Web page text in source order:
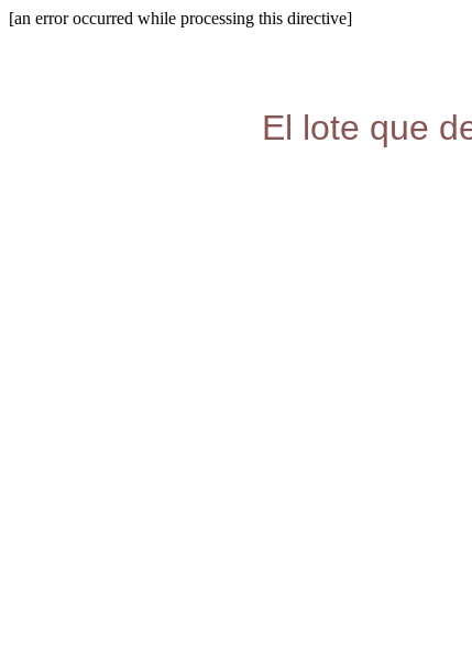
[an error occurred while processing this directive]
El lote que